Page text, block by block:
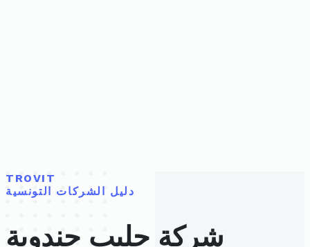
TROVIT
دليل الشركات التونسية
شركة حليب جندوبة